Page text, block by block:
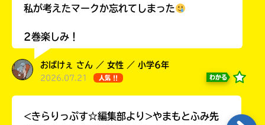
私が考えたマークか忘れてしまった
2巻楽しみ！
おばけぇ さん ／ 女性 ／ 小学6年
2026.07.21 人気 !! わかる
<きらりっぷす☆編集部より>やまもとふみ先